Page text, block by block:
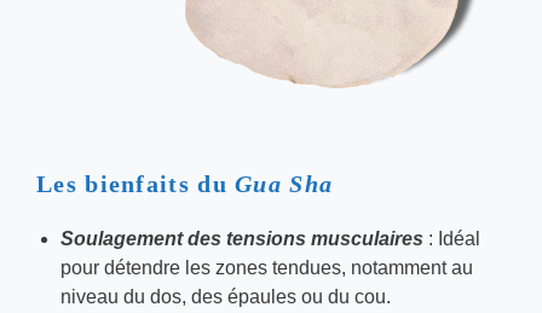
Les bienfaits duGua Sha
Soulagement des tensions musculaires : Idéal
pour détendre les zones tendues, notamment au
niveau du dos, des épaules ou du cou.